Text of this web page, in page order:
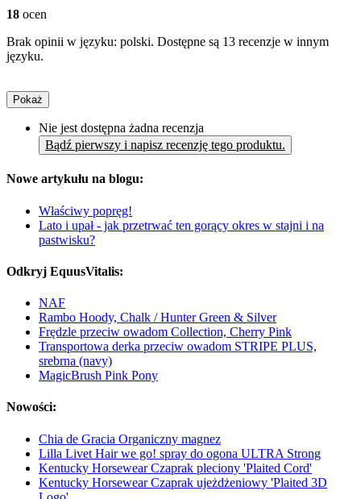
18 ocen
Brak opinii w języku: polski. Dostępne są 13 recenzje w innym
języku.
Pokaż
Nie jest dostępna żadna recenzja
Bądź pierwszy i napisz recenzję tego produktu.
Nowe artykułu na blogu:
Właściwy popręg!
Lato i upał - jak przetrwać ten gorący okres w stajni i na
pastwisku?
Odkryj EquusVitalis:
NAF
Rambo Hoody, Chalk / Hunter Green & Silver
Frędzle przeciw owadom Collection, Cherry Pink
Transportowa derka przeciw owadom STRIPE PLUS,
srebrna (navy)
MagicBrush Pink Pony
Nowości:
Chia de Gracia Organiczny magnez
Lilla Livet Hair we go! spray do ogona ULTRA Strong
Kentucky Horsewear Czaprak pleciony 'Plaited Cord'
Kentucky Horsewear Czaprak ujeżdżeniowy 'Plaited 3D